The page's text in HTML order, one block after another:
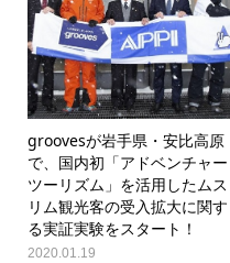
groovesが岩手県・安比高原
で、国内初「アドベンチャー
ツーリズム」を活用したムス
リム観光客の受入拡大に関す
る実証実験をスタート！
2020.01.19